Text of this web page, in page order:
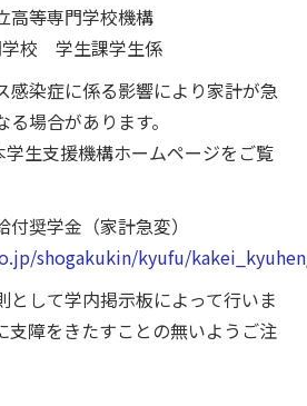
等専門学校機構
校 学生課学生係
染症に係る影響により家計が急
場合があります。
生支援機構ホームページをご覧
奨学金（家計急変）
shogakukin/kyufu/
して学内掲示板によって行いま
支障をきたすことの無いようご注